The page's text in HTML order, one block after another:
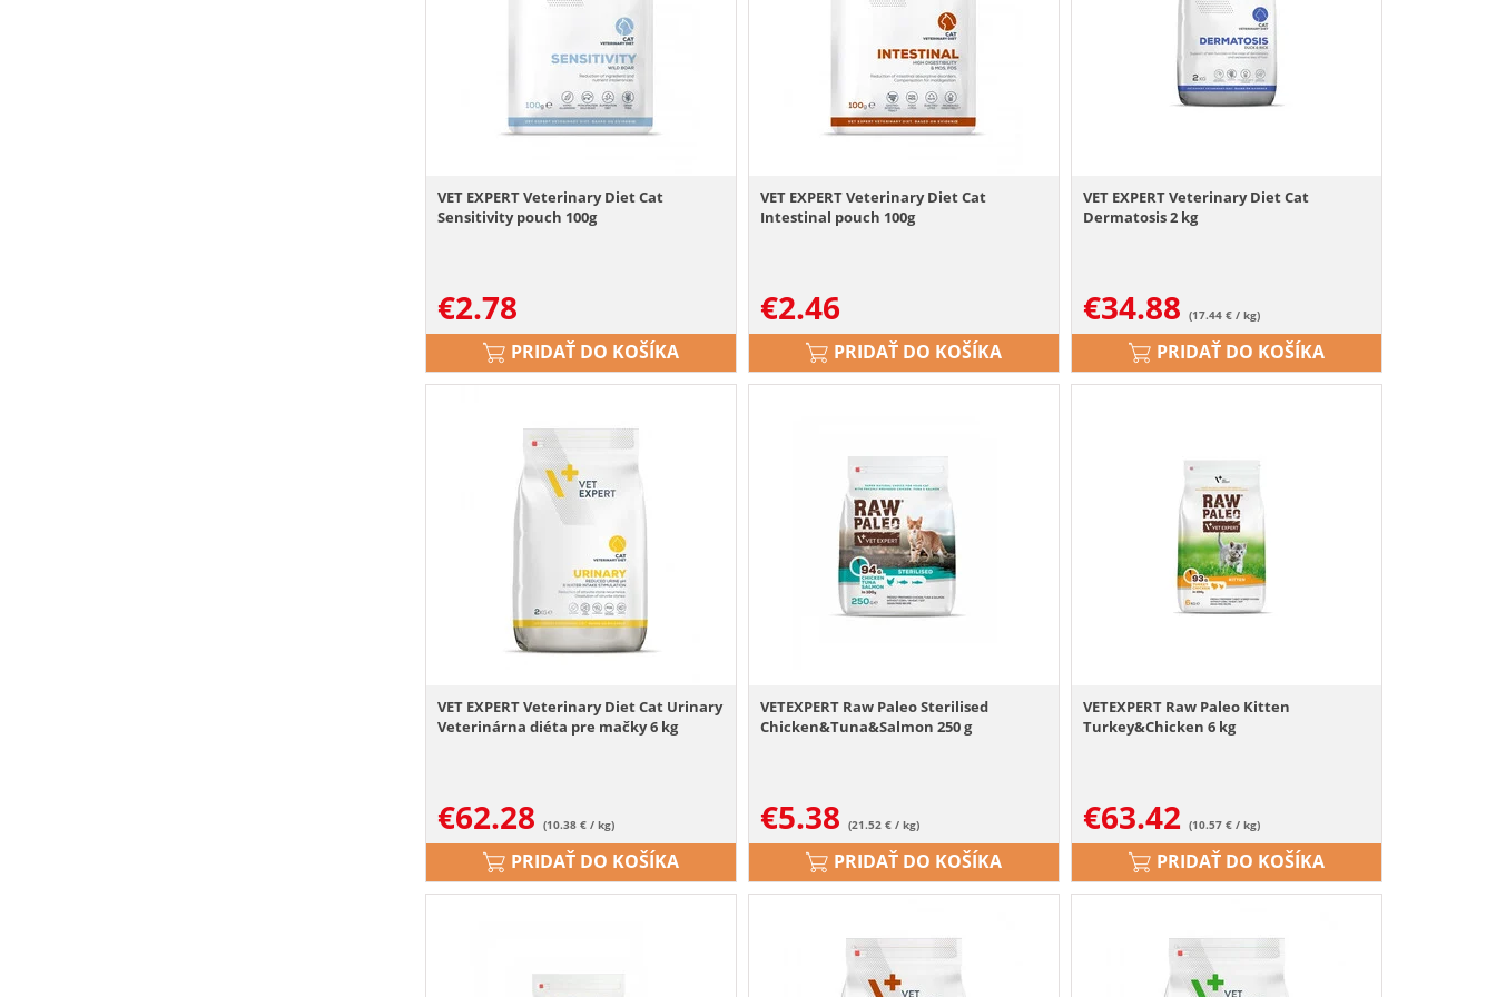
VET EXPERT Veterinary Diet Cat
Sensitivity pouch 100g
€2.78
PRIDAŤ DO KOŠÍKA
VET EXPERT Veterinary Diet Cat
Intestinal pouch 100g
€2.46
PRIDAŤ DO KOŠÍKA
VET EXPERT Veterinary Diet Cat
Dermatosis 2 kg
€34.88 (17.44 € / kg)
PRIDAŤ DO KOŠÍKA
VET EXPERT Veterinary Diet Cat Urinary
Veterinárna diéta pre mačky 6 kg
€62.28 (10.38 € / kg)
PRIDAŤ DO KOŠÍKA
VETEXPERT Raw Paleo Sterilised
Chicken&Tuna&Salmon 250 g
€5.38 (21.52 € / kg)
PRIDAŤ DO KOŠÍKA
VETEXPERT Raw Paleo Kitten
Turkey&Chicken 6 kg
€63.42 (10.57 € / kg)
PRIDAŤ DO KOŠÍKA